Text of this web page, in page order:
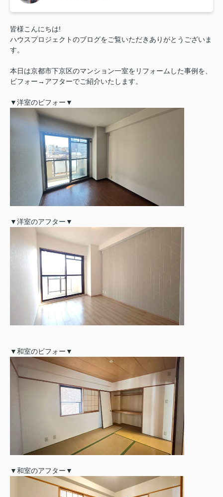
皆様こんにちは!
ハウスプロジェクトのブログをご覧いただきありがとうございま
す。
本日は京都市下京区のマンション一室をリフォームした事例を、
ビフォー→アフターでご紹介いたします。
▼洋室のビフォー▼
▼洋室のアフター▼
▼和室のビフォー▼
▼和室のアフター▼